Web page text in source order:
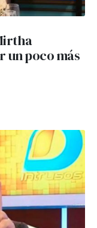
un poco más